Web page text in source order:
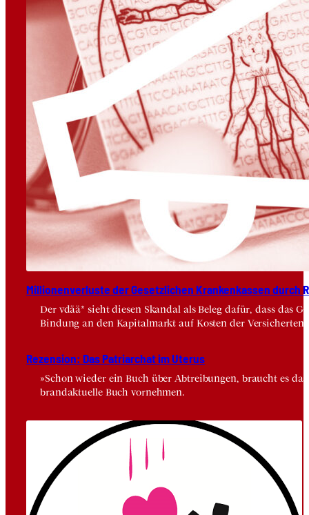
Mil­lio­nen­ver­lus­te der Gesetz­li­chen Kran­ken­kas­sen durch
Der vdää* sieht diesen Skandal als Beleg dafür, dass das
Bindung an den Kapitalmarkt auf Kosten der Versicherten.
Rezen­si­on: Das Patri­ar­chat im Ute­rus
»Schon wieder ein Buch über Abtreibungen, braucht es
brandaktuelle Buch vornehmen.